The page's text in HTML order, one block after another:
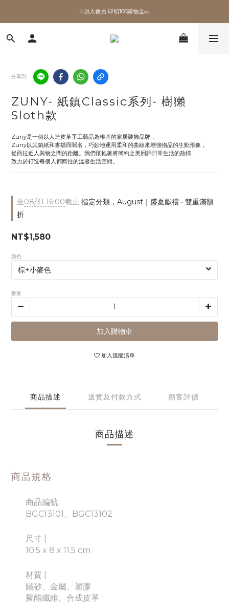
✨加入會員 即領100購物金🎫
✨加入會員 即領100購物金🎫
全館滿額現折🔥
✨加入會員 即領100購物金🎫
分享到
ZUNY- 紙鎮Classic系列- 樹獺
Sloth款
Zuny是一個以人造皮革手工藝品為根基的家居裝飾品牌，
Zuny以其鎮紙和書擋而聞名，巧妙地運用柔和的曲線來增強物品的生動形象，
從而拉近人與物之間的距離。我們懷抱著將簡約之美回歸日常生活的熱情，
致力於打造每個人都嚮往的溫馨生活空間。
至08/31 16:00截止 指定分類，August｜盛夏獻禮 ‧ 雙重滿額
折
NT$1,580
顏色
數量
加入購物車
加入追蹤清單
商品描述 送貨及付款方式 顧客評價
商品描述
商品規格
商品編號
BGC13101、BGC13102
尺寸 |
10.5 x 8 x 11.5 cm
材質
鐵砂、金屬、塑膠
聚酯纖維、合成皮革